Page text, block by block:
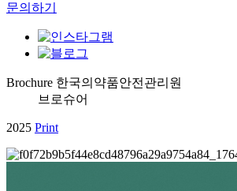
문의하기
Brochure 한국의약품안전관리원
브로슈어
2025 Print